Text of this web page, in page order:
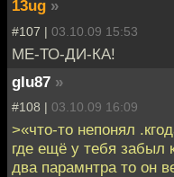
13ug »
#107 | 03.10.09 15:53
МЕ-ТО-ДИ-КА!
glu87 »
#108 | 03.10.09 16:09
>«что-то непонял
где ещё у тебя забыл
два парамнтра то он